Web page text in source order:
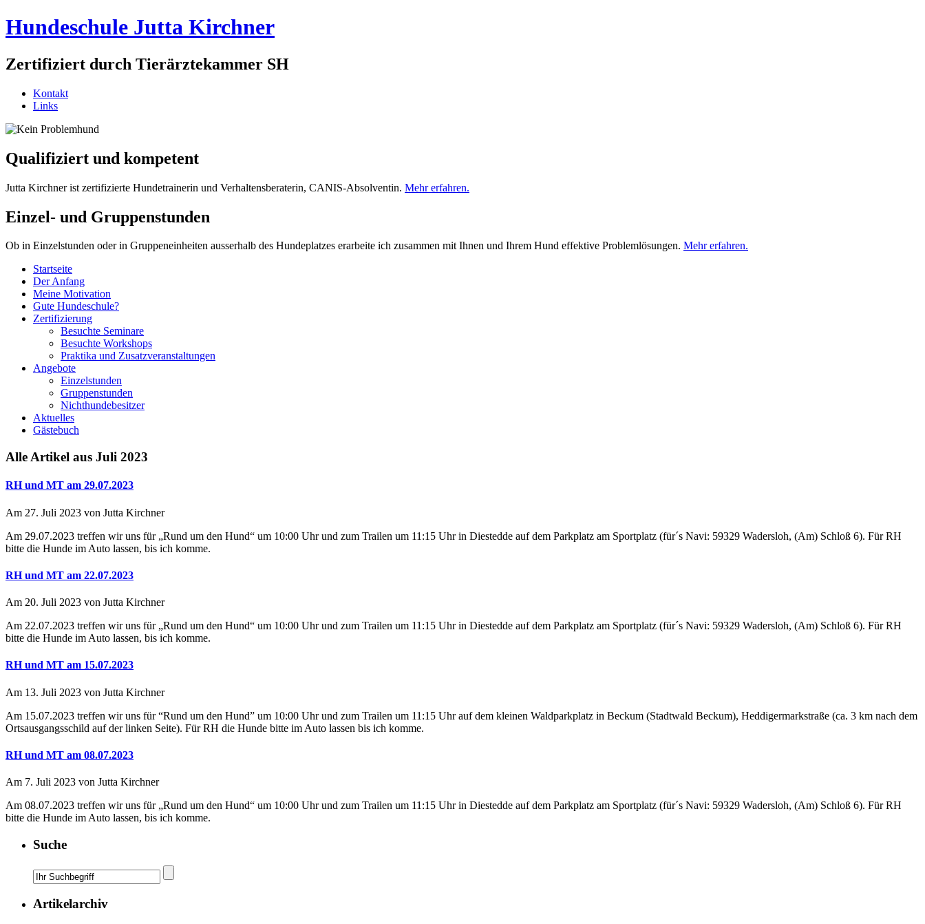
Hundeschule Jutta Kirchner
Zertifiziert durch Tierärztekammer SH
Kontakt
Links
Qualifiziert und kompetent
Jutta Kirchner ist zertifizierte Hundetrainerin und Verhaltensberaterin, CANIS-Absolventin. Mehr erfahren.
Einzel- und Gruppenstunden
Ob in Einzelstunden oder in Gruppeneinheiten ausserhalb des Hundeplatzes erarbeite ich zusammen mit Ihnen und Ihrem Hund effektive Problemlösungen. Mehr erfahren.
Startseite
Der Anfang
Meine Motivation
Gute Hundeschule?
Zertifizierung
Besuchte Seminare
Besuchte Workshops
Praktika und Zusatzveranstaltungen
Angebote
Einzelstunden
Gruppenstunden
Nichthundebesitzer
Aktuelles
Gästebuch
Alle Artikel aus Juli 2023
RH und MT am 29.07.2023
Am 27. Juli 2023 von Jutta Kirchner
Am 29.07.2023 treffen wir uns für „Rund um den Hund“ um 10:00 Uhr und zum Trailen um 11:15 Uhr in Diestedde auf dem Parkplatz am Sportplatz (für´s Navi: 59329 Wadersloh, (Am) Schloß 6). Für RH
bitte die Hunde im Auto lassen, bis ich komme.
RH und MT am 22.07.2023
Am 20. Juli 2023 von Jutta Kirchner
Am 22.07.2023 treffen wir uns für „Rund um den Hund“ um 10:00 Uhr und zum Trailen um 11:15 Uhr in Diestedde auf dem Parkplatz am Sportplatz (für´s Navi: 59329 Wadersloh, (Am) Schloß 6). Für RH
bitte die Hunde im Auto lassen, bis ich komme.
RH und MT am 15.07.2023
Am 13. Juli 2023 von Jutta Kirchner
Am 15.07.2023 treffen wir uns für “Rund um den Hund” um 10:00 Uhr und zum Trailen um 11:15 Uhr auf dem kleinen Waldparkplatz in Beckum (Stadtwald Beckum), Heddigermarkstraße (ca. 3 km nach dem
Ortsausgangsschild auf der linken Seite). Für RH die Hunde bitte im Auto lassen bis ich komme.
RH und MT am 08.07.2023
Am 7. Juli 2023 von Jutta Kirchner
Am 08.07.2023 treffen wir uns für „Rund um den Hund“ um 10:00 Uhr und zum Trailen um 11:15 Uhr in Diestedde auf dem Parkplatz am Sportplatz (für´s Navi: 59329 Wadersloh, (Am) Schloß 6). Für RH
bitte die Hunde im Auto lassen, bis ich komme.
Suche
Artikelarchiv